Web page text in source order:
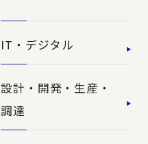
IT・デジタル
設計・開発・生産・
調達